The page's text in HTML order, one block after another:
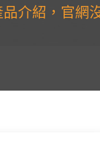
介紹，官網